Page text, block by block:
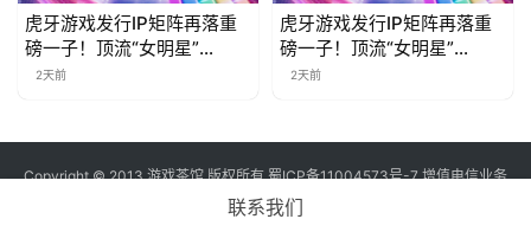
虎牙游戏发行IP矩阵再落重
磅一子！顶流“女明星”
ZANMANG LOOPY 正版3D
2天前
虎牙游戏发行IP矩阵再落重
磅一子！顶流“女明星”
ZANMANG LOOPY 正版3D
2天前
Copyright © 2013 游戏茶馆 版权所有蜀ICP备11004573号-7增值电信业务
经营许可证 川B2-20170060号
联系我们